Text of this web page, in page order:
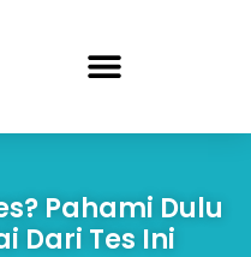
Pahami Dulu
Dari Tes Ini